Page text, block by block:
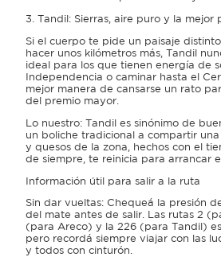
3. Tandil: Sierras, aire puro y la mejor
Si el cuerpo te pide un paisaje
hacer unos kilómetros más, Tandil
ideal para los que tienen energía de
Independencia o caminar hasta el
mejor manera de cansarse un rato
del premio mayor.
Lo nuestro: Tandil es sinónimo de
un boliche tradicional a compartir
y quesos de la zona, hechos con el
de siempre, te reinicia para arrancar
Información útil para salir a la ruta
Sin dar vueltas: Chequeá la presión
del mate antes de salir. Las rutas 2
(para Areco) y la 226 (para Tandil)
pero recordá siempre viajar con las
y todos con cinturón.